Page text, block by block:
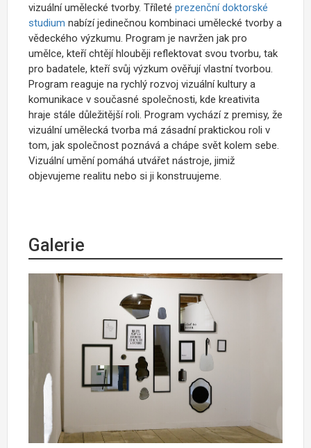
vizuální umělecké tvorby. Tříleté prezenční doktorské
studium nabízí jedinečnou kombinaci umělecké tvorby a
vědeckého výzkumu. Program je navržen jak pro
umělce, kteří chtějí hlouběji reflektovat svou tvorbu, tak
pro badatele, kteří svůj výzkum ověřují vlastní tvorbou.
Program reaguje na rychlý rozvoj vizuální kultury a
komunikace v současné společnosti, kde kreativita
hraje stále důležitější roli. Program vychází z premisy, že
vizuální umělecká tvorba má zásadní praktickou roli v
tom, jak společnost poznává a chápe svět kolem sebe.
Vizuální umění pomáhá utvářet nástroje, jimiž
objevujeme realitu nebo si ji konstruujeme.
Galerie